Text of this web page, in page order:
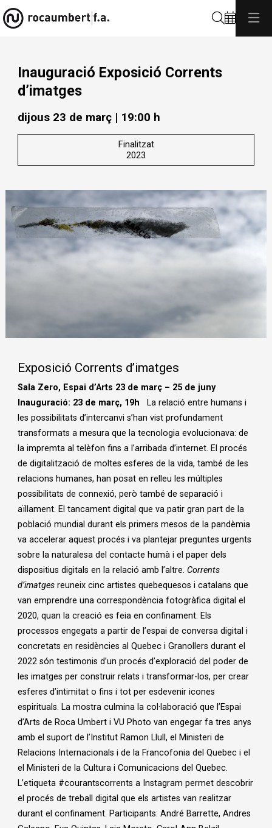
Inauguració Exposició Corrents
d’imatges
dijous 23 de març | 19:00 h
Finalitzat
2023
Exposició Corrents d’imatges
Sala Zero, Espai d’Arts 23 de març – 25 de juny
Inauguració: 23 de març, 19h La relació entre humans i
les possibilitats d’intercanvi s’han vist profundament
transformats a mesura que la tecnologia evolucionava: de
la impremta al telèfon fins a l’arribada d’internet. El procés
de digitalització de moltes esferes de la vida, també de les
relacions humanes, han posat en relleu les múltiples
possibilitats de connexió, però també de separació i
aïllament. El tancament digital que va patir gran part de la
població mundial durant els primers mesos de la pandèmia
va accelerar aquest procés i va plantejar preguntes urgents
sobre la naturalesa del contacte humà i el paper dels
dispositius digitals en la relació amb l’altre. Corrents
d’imatges reuneix cinc artistes quebequesos i catalans que
van emprendre una correspondència fotogràfica digital el
2020, quan la creació es feia en confinament. Els
processos engegats a partir de l’espai de conversa digital i
concretats en residències al Quebec i Granollers durant el
2022 són testimonis d’un procés d’exploració del poder de
les imatges per construir relats i transformar-los, per crear
esferes d’intimitat o fins i tot per esdevenir icones
espirituals. La mostra culmina la col·laboració que l’Espai
d’Arts de Roca Umbert i VU Photo van engegar fa tres anys
amb el suport de l’Institut Ramon Llull, el Ministeri de
Relacions Internacionals i de la Francofonia del Quebec i el
el Ministeri de la Cultura i Comunicacions del Quebec.
L’etiqueta #courantscorrents a Instagram permet descobrir
el procés de treball digital que els artistes van realitzar
durant el confinament. Participants: André Barrette, Andres